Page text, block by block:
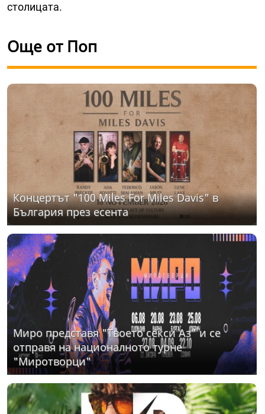
столицата.
Още от Поп
Концертът "100 Miles For Miles Davis" в
България през есента
Миро представя "Твоето секси Аз" и се
отправя на националното турне
"Миротворци"